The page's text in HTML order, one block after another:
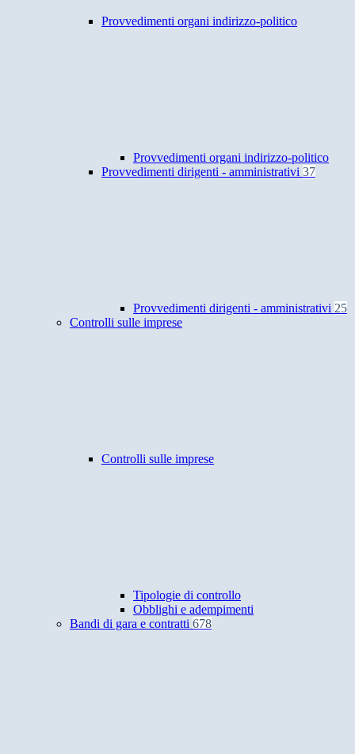
Provvedimenti organi indirizzo-politico
Provvedimenti organi indirizzo-politico
Provvedimenti dirigenti - amministrativi 37
Provvedimenti dirigenti - amministrativi 25
Controlli sulle imprese
Controlli sulle imprese
Tipologie di controllo
Obblighi e adempimenti
Bandi di gara e contratti 678